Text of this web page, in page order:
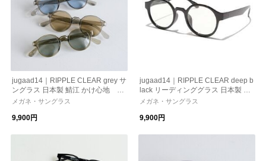
jugaad14｜RIPPLE CLEAR grey サ
ングラス 日本製 鯖江 かけ心地 ス
トレスフリー 機能性レンズ 紫外線
メガネ・サングラス
9,900円
jugaad14｜RIPPLE CLEAR deep b
lack リーディンググラス 日本製 鯖
江 かけ心地 ストレスフリー 機能
日 ギフト
メガネ・サングラス
9,900円